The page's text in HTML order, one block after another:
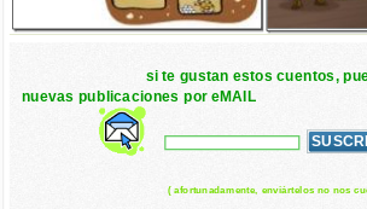
si te gustan estos cuentos,
nuevas publicaciones por eMAIL
( afortunadamente, enviártelos no nos